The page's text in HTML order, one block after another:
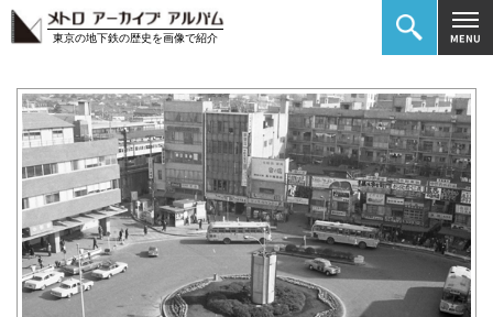
東京の地下鉄の歴史を画像で紹介